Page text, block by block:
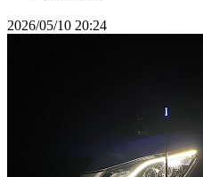
2026/05/10 20:24